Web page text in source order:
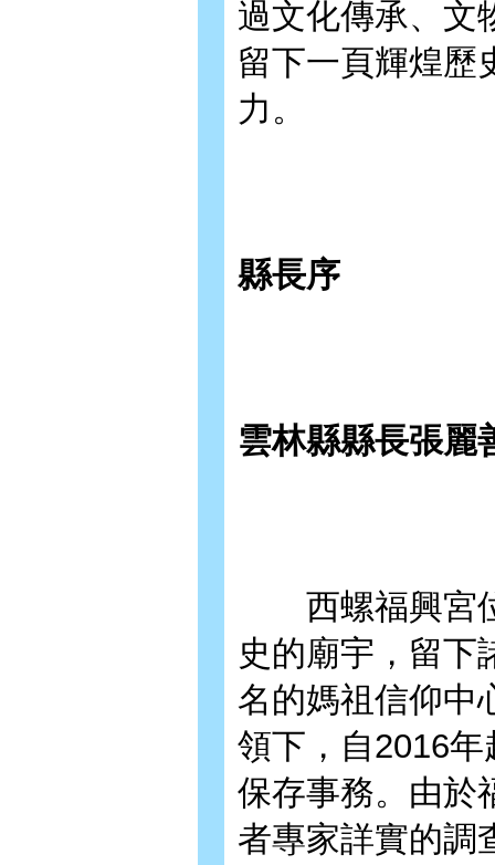
過文化傳承、文
留下一頁輝煌歷
力。
縣長序
雲林縣縣長張麗
西螺福興宮位
史的廟宇，留下
名的媽祖信仰中
領下，自2016
保存事務。由於
者專家詳實的調